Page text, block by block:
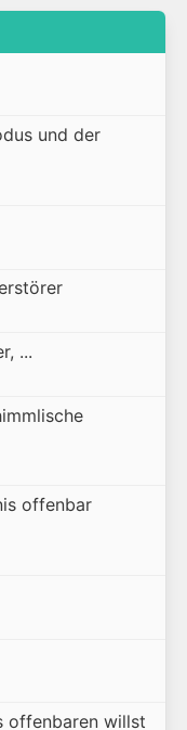
und der
...
offenbar
offenbaren willst